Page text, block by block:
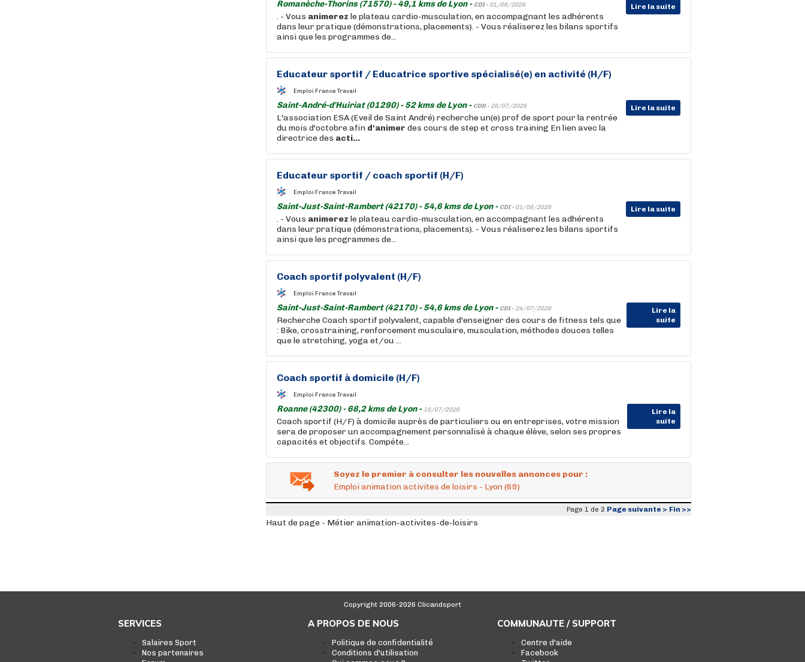
Romanèche-Thorins (71570) - 49,1 kms de Lyon - CDI - 01/08/2026 Lire la suite
. - Vous animerez le plateau cardio-musculation, en accompagnant les adhérents
dans leur pratique (démonstrations, placements). - Vous réaliserez les bilans sportifs
ainsi que les programmes de...
Educateur sportif / Educatrice sportive spécialisé(e) en activité (H/F)
Emploi France Travail
Saint-André-d'Huiriat (01290) - 52 kms de Lyon - CDD - 28/07/2026 Lire la suite
L'association ESA (Eveil de Saint André) recherche un(e) prof de sport pour la rentrée
du mois d'octobre afin d'animer des cours de step et cross training En lien avec la
directrice des acti...
Educateur sportif / coach sportif (H/F)
Emploi France Travail
Saint-Just-Saint-Rambert (42170) - 54,6 kms de Lyon - CDI - 01/08/2026 Lire la suite
. - Vous animerez le plateau cardio-musculation, en accompagnant les adhérents
dans leur pratique (démonstrations, placements). - Vous réaliserez les bilans sportifs
ainsi que les programmes de...
Coach sportif polyvalent (H/F)
Emploi France Travail
Saint-Just-Saint-Rambert (42170) - 54,6 kms de Lyon - CDI - 24/07/2026
Lire la
suite
Recherche Coach sportif polyvalent, capable d'enseigner des cours de fitness tels que
: Bike, crosstraining, renforcement musculaire, musculation, méthodes douces telles
que le stretching, yoga et/ou ...
Coach sportif à domicile (H/F)
Emploi France Travail
Roanne (42300) - 68,2 kms de Lyon - 18/07/2026
Lire la
suite
Coach sportif (H/F) à domicile auprès de particuliers ou en entreprises, votre mission
sera de proposer un accompagnement personnalisé à chaque élève, selon ses propres
capacités et objectifs. Compéte...
Soyez le premier à consulter les nouvelles annonces pour :
Emploi animation activites de loisirs - Lyon (69)
Page 1 de 2 Page suivante > Fin >>
Haut de page - Métier animation-activites-de-loisirs
Copyright 2006-2026 Clicandsport
SERVICES
Salaires Sport
Nos partenaires
A PROPOS DE NOUS
Politique de confidentialité
Conditions d'utilisation
COMMUNAUTE / SUPPORT
Centre d'aide
Facebook